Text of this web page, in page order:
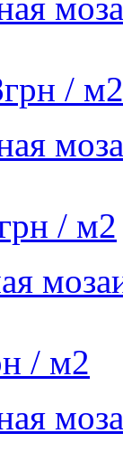
грн / м2
/ м2
/ м2